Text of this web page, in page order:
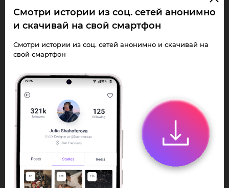
Смотри Stories и
скачивай Reels без
ограничений!
Переходи в ИнстаПай бот - смотри и
скачивай
Stories Reels
анонимно в чате
или Telegram-приложении.
Быстро, просто и удобно.
Перейти к боту
Смотри истории из соц. сетей анонимно
и скачивай на свой смартфон
Смотри истории из соц. сетей анонимно и скачивай на
свой смартфон